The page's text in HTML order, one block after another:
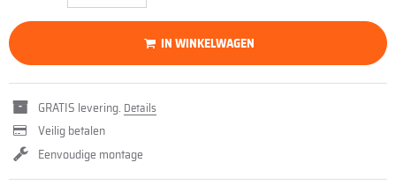
IN WINKELWAGEN
GRATIS levering. Details
Veilig betalen
Eenvoudige montage